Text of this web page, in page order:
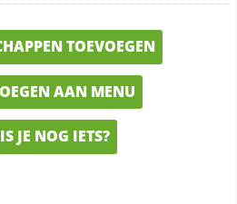
TOEVOEGEN
AAN MENU
JE NOG IETS?